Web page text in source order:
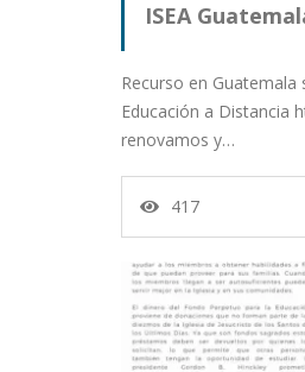
ISEA
Recurso en Guatemala
Educación a Distancia
renovamos y…
417